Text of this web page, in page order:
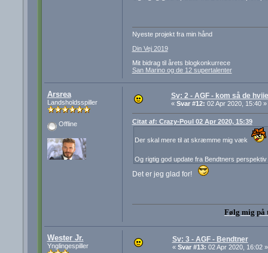
Nyeste projekt fra min hånd
Din Vej 2019
Mit bidrag til årets blogkonkurrece
San Marino og de 12 supertalenter
Arsrea
Landsholdsspiller
Offline
Sv: 2 - AGF - kom så de
« Svar #12: 02 Apr 2020, 15:40 »
Citat af: Crazy-Poul 02 Apr 2020, 15:39
Der skal mere til at skræmme mig væk
Og rigtig god update fra Bendtners
Det er jeg glad for!
Følg mig på
Wester Jr.
Ynglingespiller
Sv: 3 - AGF - Bendtner
« Svar #13: 02 Apr 2020, 16:02 »